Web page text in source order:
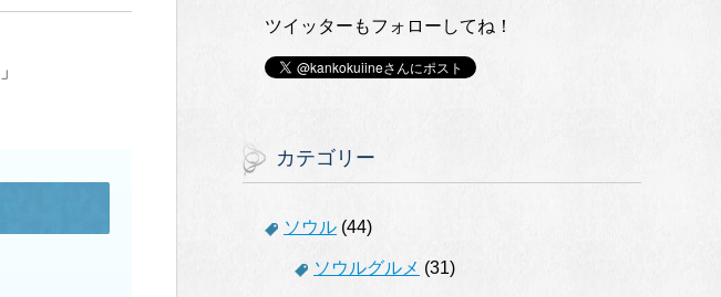
」
ツイッターもフォローしてね！
カテゴリー
ソウル (44)
ソウルグルメ (31)